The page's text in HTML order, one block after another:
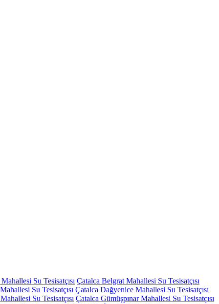
Su Tesisatçısı Çatalca Belgrat Mahallesi Su Tesisatçısı
Su Tesisatçısı Çatalca Dağyenice Mahallesi Su Tesisatçısı
Su Tesisatçısı Çatalca Gümüşpınar Mahallesi Su Tesisatçısı